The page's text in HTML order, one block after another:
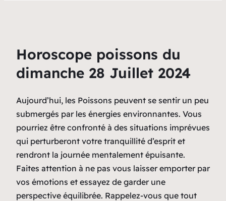
Horoscope poissons du
dimanche 28 Juillet 2024
Aujourd’hui, les Poissons peuvent se sentir un peu
submergés par les énergies environnantes. Vous
pourriez être confronté à des situations imprévues
qui perturberont votre tranquillité d’esprit et
rendront la journée mentalement épuisante.
Faites attention à ne pas vous laisser emporter par
vos émotions et essayez de garder une
perspective équilibrée. Rappelez-vous que tout